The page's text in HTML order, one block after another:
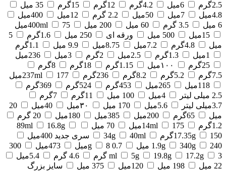
2.5گرم
6میل 4.2گرم 12گرم 15گرم
35 میل
4.8میل
7میل 50میل 2.2 گرم 12میل
400میل
6 میل
3.5 گرم 60 میل 200 میل 400ml
75میل
15میل
500 میل ورقه ای 250 میل 1.6گرم
5
میل
4.8گرم 7.2میل 8.75میل 9.9 میل
1.1گرم
1میل
1.3گرم 2.5میل 2گرم 3میل
236میل
25گرم
۱۰۰میل 1.15گرم 18گرم
8گرم
7.5گرم
5.2گرم 8.2گرم 236گرم 237ml
177میل
118میل
265میل 453گرم 524گرم
369گرم
2.5 میلی لیتر
4میل 100 میل 11گرم
7گرم
3.7میلی لیتر
5.6میل 170 میل ۳۰میل 40میل
20
میل
65گرم 200میل 385میل 180میل
20 گرم
1.2گرم
14ml 175میل 70 میل 89ml
16.8g
17.35g
150گرم 34g 40ml
سری جدید 400میل
1.9g
340g 240 میل 0.7 g 8میل 473میل
300
ml
5g 19.8g 17.2g 3 گرم 4.6 گرم
5.4میل
22 میل
198 میل 120میل 375 میل
سایز بزرگ